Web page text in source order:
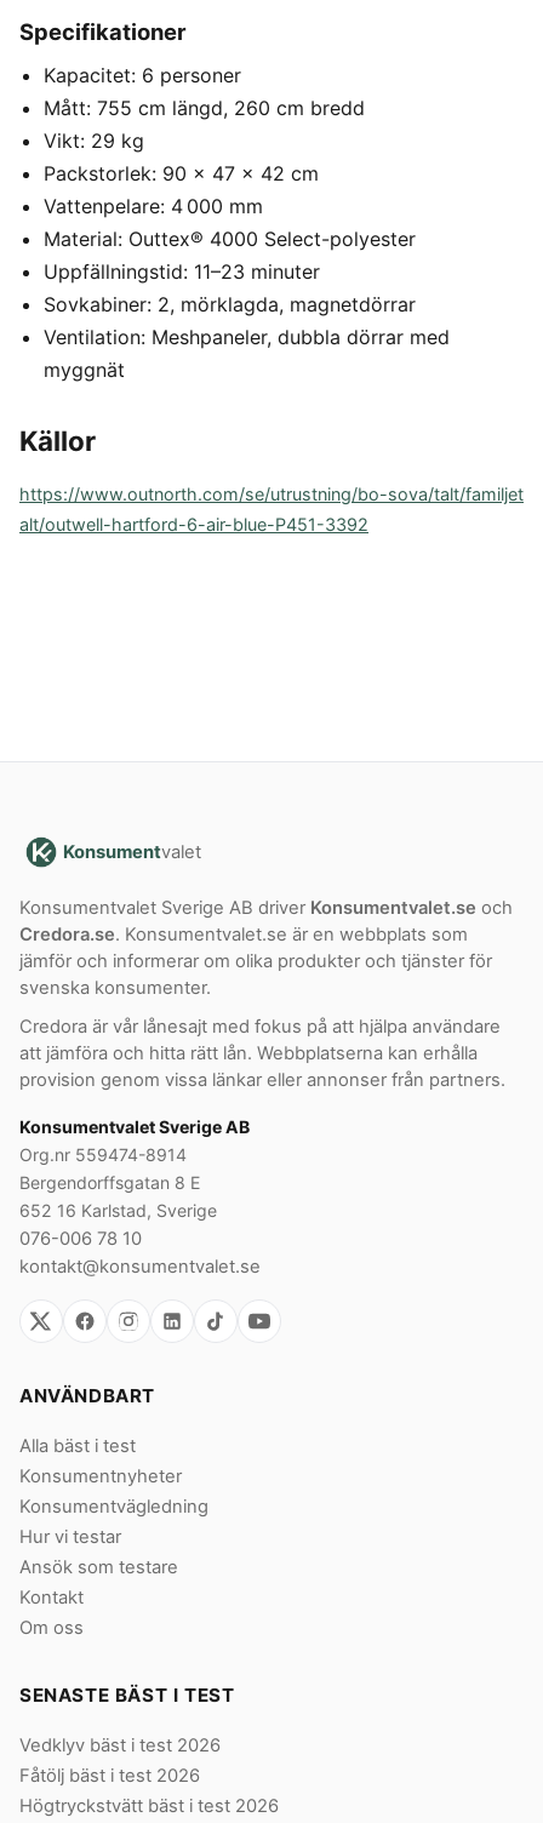
Specifikationer
Kapacitet: 6 personer
Mått: 755 cm längd, 260 cm bredd
Vikt: 29 kg
Packstorlek: 90 x 47 x 42 cm
Vattenpelare: 4 000 mm
Material: Outtex® 4000 Select-polyester
Uppfällningstid: 11–23 minuter
Sovkabiner: 2, mörklagda, magnetdörrar
Ventilation: Meshpaneler, dubbla dörrar med
myggnät
Källor
https://www.outnorth.com/se/utrustning/bo-sova/talt/familjet
alt/outwell-hartford-6-air-blue-P451-3392
Konsumentvalet
Konsumentvalet Sverige AB driver Konsumentvalet.se och
Credora.se. Konsumentvalet.se är en webbplats som
jämför och informerar om olika produkter och tjänster för
svenska konsumenter.
Credora är vår lånesajt med fokus på att hjälpa användare
att jämföra och hitta rätt lån. Webbplatserna kan erhålla
provision genom vissa länkar eller annonser från partners.
Konsumentvalet Sverige AB
Org.nr 559474-8914
Bergendorffsgatan 8 E
652 16 Karlstad, Sverige
076-006 78 10
kontakt@konsumentvalet.se
ANVÄNDBART
Alla bäst i test
Konsumentnyheter
Konsumentvägledning
Hur vi testar
Ansök som testare
Kontakt
Om oss
SENASTE BÄST I TEST
Vedklyv bäst i test 2026
Fåtölj bäst i test 2026
Högtryckstvätt bäst i test 2026